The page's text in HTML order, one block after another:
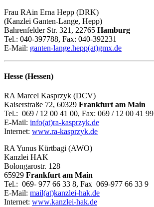
Frau RAin Erna Hepp (DRK)
(Kanzlei Ganten-Lange, Hepp)
Bahrenfelder Str. 321, 22765 Hamburg
Tel.: 040-397788, Fax: 040-392231
E-Mail: ganten-lange.hepp(at)gmx.de
Hesse (Hessen)
RA Marcel Kasprzyk (DCV)
Kaiserstraße 72, 60329 Frankfurt am Main
Tel.: 069 / 12 00 41 00, Fax: 069 / 12 00 41 99
E-Mail: info(at)ra-kasprzyk.de
Internet: www.ra-kasprzyk.de
RA Yunus Kürtbagi (AWO)
Kanzlei HAK
Bolongarostr. 128
65929 Frankfurt am Main
Tel.: 069- 977 66 33 8, Fax 069-977 66 33 9
E-Mail: mail(at)kanzlei-hak.de
Internet: www.kanzlei-hak.de